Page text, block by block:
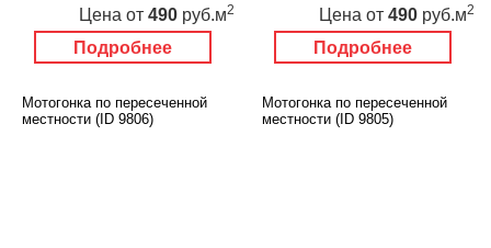
Подробнее
Цена от 490 руб.м2
Подробнее
Цена от 490 руб.м2
Мотогонка по пересеченной
местности (ID 9806)
Мотогонка по пересеченной
местности (ID 9805)